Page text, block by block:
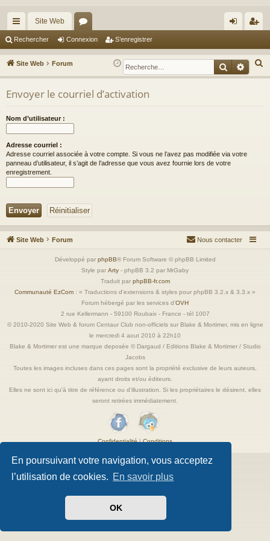
En poursuivant votre navigation, vous acceptez
l’utilisation de cookies. En savoir plus
OK
cc
ès
ra
pi
Site Web
or
u
m
s
ne
xi
nr
eg
Rechercher Connexion S’enregistrer
Site Web Forum
e
Envoyer le courriel d’activation
Nom d’utilisateur :
Adresse courriel :
Adresse courriel associée à votre compte. Si vous ne l’avez pas modifiée via votre
panneau d’utilisateur, il s’agit de l’adresse que vous avez fournie lors de votre
enregistrement.
Site Web Forum Nous contacter
Développé par phpBB® Forum Software © phpBB Limited
Style par Arty - phpBB 3.2 par MrGaby
Traduit par phpBB-fr.com
Communauté EzCom : « Traductions d'extensions & styles pour phpBB 3.2.x & 3.3.x »
Forum hébergé par les services d’OVH
2 rue Kellermann - 59100 Roubaix - France - tél 1007
© 2010-2020 Site Web & forum Centaur Club non-officiels sur Blake & Mortimer, mis en ligne
le mercredi 4 aout 2010 à 22h10
Blake & Mortimer est une marque deposée © Dargaud / Editions Blake & Mortimer / Studio
Jacobs
Toutes les images incluses dans ces pages sont la propriété exclusive de leurs auteurs,
ayant droits et/ou éditeurs.
Elles ne sont ici qu'à titre de référence ou d'illustration. Si les propriétaires le désirent, elles
seront retirées immédiatement.
Confidentialité|Conditions